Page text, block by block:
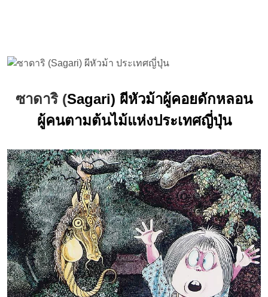
ซาดาริ (Sagari) ผีหัวม้าผู้คอยดักหลอน
ผู้คนตามต้นไม้แห่งประเทศญี่ปุ่น